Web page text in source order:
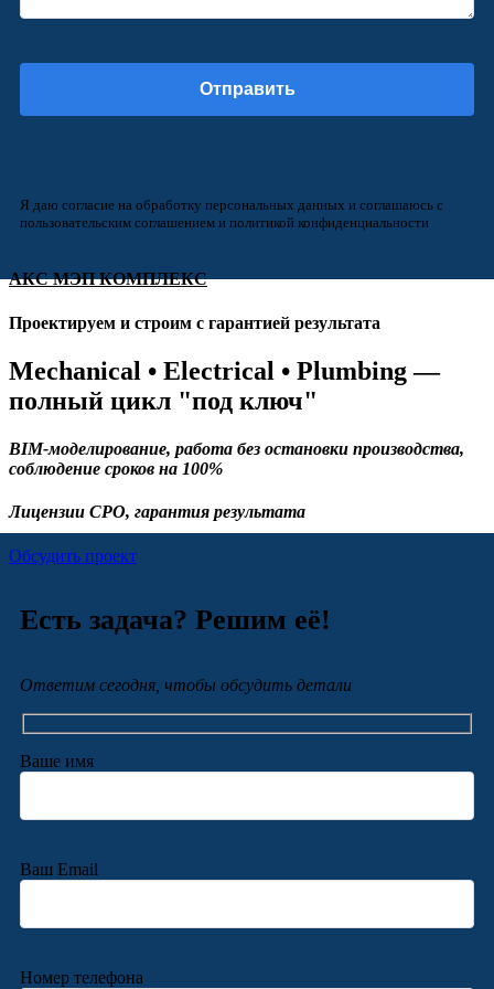
Я даю согласие на обработку персональных данных и соглашаюсь с
пользовательским соглашением и политикой конфиденциальности
АКС МЭП КОМПЛЕКС
Проектируем и строим с гарантией результата
Mechanical • Electrical • Plumbing —
полный цикл "под ключ"
BIM-моделирование, работа без остановки производства,
соблюдение сроков на 100%
Лицензии СРО, гарантия результата
Обсудить проект
Есть задача? Решим её!
Ответим сегодня, чтобы обсудить детали
Ваше имя
Ваш Email
Номер телефона